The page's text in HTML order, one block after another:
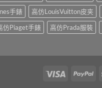
手錶 高仿LouisVuitton皮夹
仿Piaget手錶 高仿Prada服裝